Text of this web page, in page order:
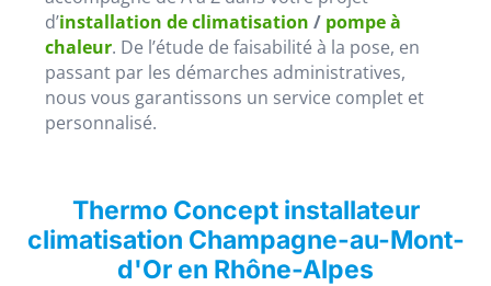
d’installation de climatisation / pompe à
chaleur. De l’étude de faisabilité à la pose, en
passant par les démarches administratives,
nous vous garantissons un service complet et
personnalisé.
Thermo Concept installateur
climatisation Champagne-au-Mont-
d'Or en Rhône-Alpes